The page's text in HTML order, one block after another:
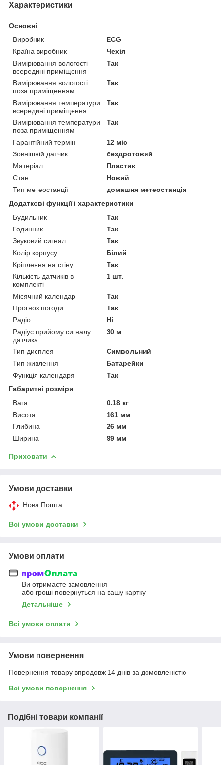
Характеристики
Основні
Виробник
ECG
Країна виробник
Чехія
Вимірювання вологості
всередині приміщення
Так
Вимірювання вологості
поза приміщенням
Так
Вимірювання температури
всередині приміщення
Так
Вимірювання температури
поза приміщенням
Так
Гарантійний термін
12 міс
Зовнішній датчик
бездротовий
Матеріал
Пластик
Стан
Новий
Тип метеостанції
домашня метеостанція
Додаткові функції і характеристики
Будильник
Так
Годинник
Так
Звуковий сигнал
Так
Колір корпусу
Білий
Кріплення на стіну
Так
Кількість датчиків в
комплекті
1 шт.
Місячний календар
Так
Прогноз погоди
Так
Радіо
Ні
Радіус прийому сигналу
датчика
30 м
Тип дисплея
Символьний
Тип живлення
Батарейки
Функція календаря
Так
Габаритні розміри
Вага
0.18 кг
Висота
161 мм
Глибина
26 мм
Ширина
99 мм
Приховати
Умови доставки
Нова Пошта
Всі умови доставки
Умови оплати
Ви отримаєте замовлення
або гроші повернуться на вашу картку
Детальніше
Всі умови оплати
Умови повернення
Повернення товару впродовж 14 днів за домовленістю
Всі умови повернення
Подібні товари компанії